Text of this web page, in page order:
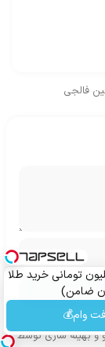
فالجی
100 میلیون تومانی خرید طلا
ضامن)
وام💰
و بهینه سازی توسط